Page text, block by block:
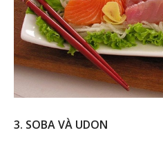
3. SOBA VÀ UDON